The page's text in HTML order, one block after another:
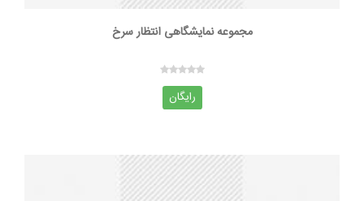
مجموعه نمایشگاهی انتظار سرخ
رایگان